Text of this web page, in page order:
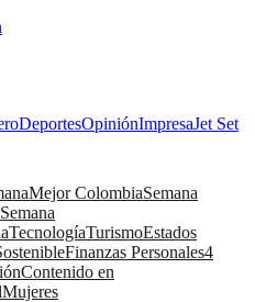
DeportesOpiniónImpresaJet Set
Mejor ColombiaSemana
Semana
TecnologíaTurismoEstados
Finanzas Personales4
Contenido en
Mujeres